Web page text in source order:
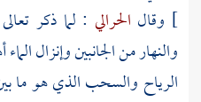
] وقال الحرالي : لما ذكر
والنهار من الجانبين وإنزال
الرياح والسحب الذي هو ما